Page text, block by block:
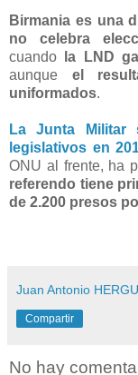
Birmania es una
no celebra
cuando
la LND
aunque el
uniformados.
La Junta Militar
legislativos en
ONU al frente, ha
referendo tiene
de 2.200 presos
Juan Antonio
Compartir
No hay